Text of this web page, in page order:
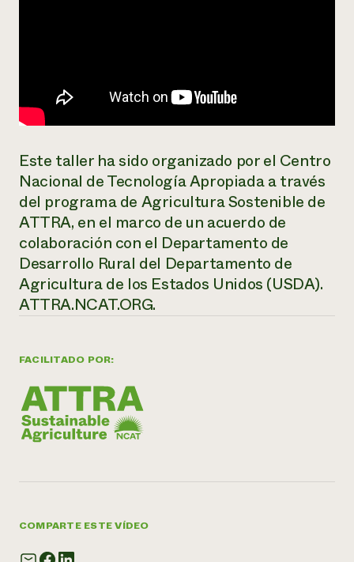
FACILITADO POR:
COMPARTE ESTE VÍDEO
Este taller ha sido organizado por el Centro
Nacional de Tecnología Apropiada a través
del programa de Agricultura Sostenible de
ATTRA, en el marco de un acuerdo de
colaboración con el Departamento de
Desarrollo Rural del Departamento de
Agricultura de los Estados Unidos (USDA).
ATTRA.NCAT.ORG.